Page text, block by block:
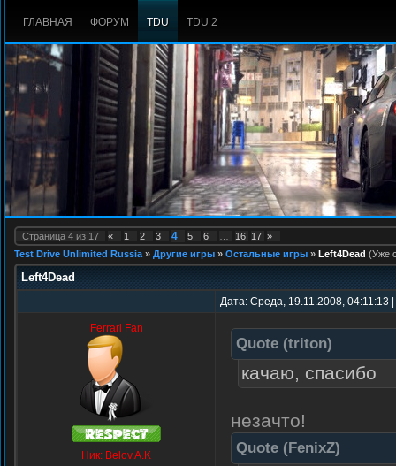
ГЛАВНАЯ ФОРУМ TDU TDU 2
Страница 4 из 17 « 1 2 3 4 5 6 16 17 »
Test Drive Unlimited Russia » Другие игры » Остальные игры » Left4Dead (Уже
Left4Dead
Дата: Среда, 19.11.2008,
Ferrari Fan
Ник: Belov.A.K
Quote (triton)
качаю, спасибо
незачто!
Quote (FenixZ)